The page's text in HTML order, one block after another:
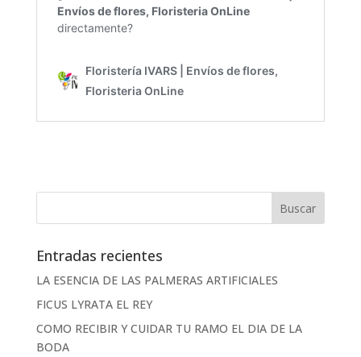
Entradas recientes
LA ESENCIA DE LAS PALMERAS ARTIFICIALES
FICUS LYRATA EL REY
COMO RECIBIR Y CUIDAR TU RAMO EL DIA DE LA
BODA